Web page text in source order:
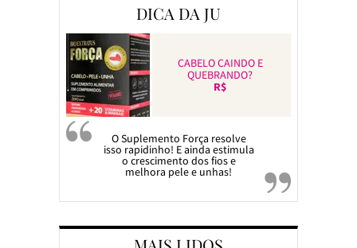
DICA DA JU
CABELO CAINDO E
QUEBRANDO?
R$
O Suplemento Força resolve
isso rapidinho! E ainda estimula
o crescimento dos fios e
melhora pele e unhas!